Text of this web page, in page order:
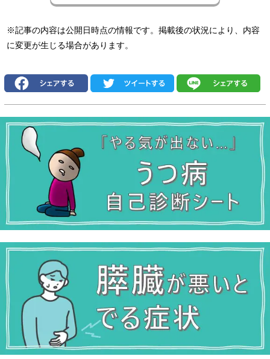
※記事の内容は公開日時点の情報です。掲載後の状況により、内容
に変更が生じる場合があります。